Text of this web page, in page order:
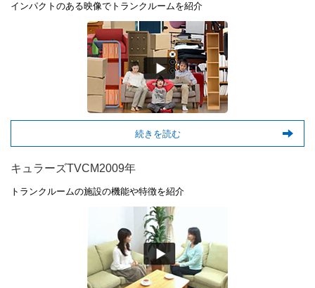
インパクトのある映像でトランクルームを紹介
続きを読む
キュラーズTVCM2009年
トランクルームの施設の機能や特徴を紹介